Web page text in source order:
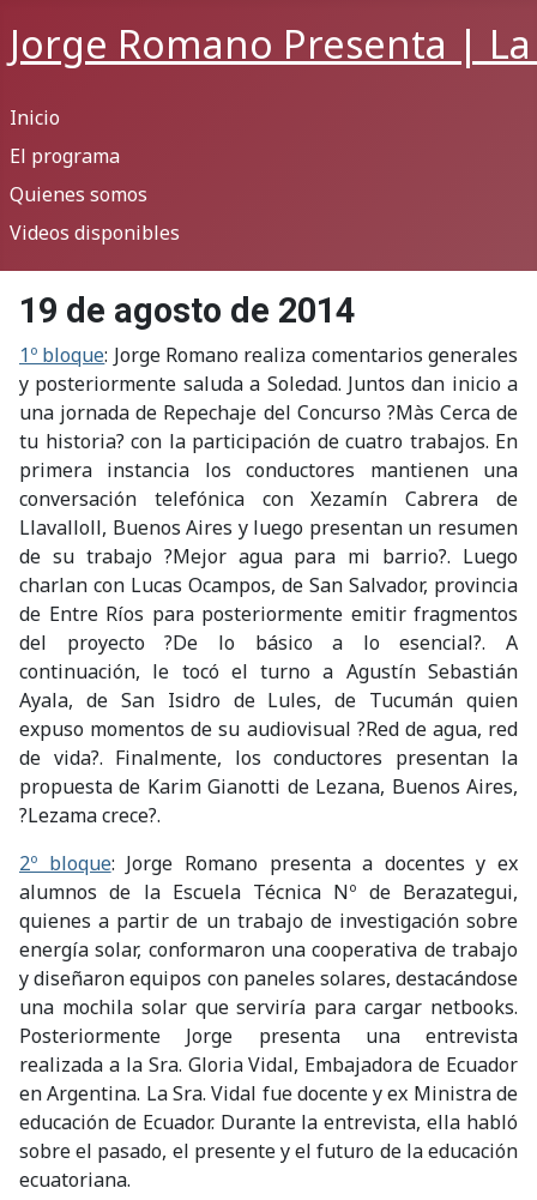
Jorge Romano Presenta |
Inicio
El programa
Quienes somos
Videos disponibles
19 de agosto de 2014
1º bloque: Jorge Romano realiza comentarios generales
y posteriormente saluda a Soledad. Juntos dan inicio a
una jornada de Repechaje del Concurso ?Màs Cerca de
tu historia? con la participación de cuatro trabajos. En
primera instancia los conductores mantienen una
conversación telefónica con Xezamín Cabrera de
Llavalloll, Buenos Aires y luego presentan un resumen
de su trabajo ?Mejor agua para mi barrio?. Luego
charlan con Lucas Ocampos, de San Salvador, provincia
de Entre Ríos para posteriormente emitir fragmentos
del proyecto ?De lo básico a lo esencial?. A
continuación, le tocó el turno a Agustín Sebastián
Ayala, de San Isidro de Lules, de Tucumán quien
expuso momentos de su audiovisual ?Red de agua, red
de vida?. Finalmente, los conductores presentan la
propuesta de Karim Gianotti de Lezana, Buenos Aires,
?Lezama crece?.
2º bloque: Jorge Romano presenta a docentes y ex
alumnos de la Escuela Técnica Nº de Berazategui,
quienes a partir de un trabajo de investigación sobre
energía solar, conformaron una cooperativa de trabajo
y diseñaron equipos con paneles solares, destacándose
una mochila solar que serviría para cargar netbooks.
Posteriormente Jorge presenta una entrevista
realizada a la Sra. Gloria Vidal, Embajadora de Ecuador
en Argentina. La Sra. Vidal fue docente y ex Ministra de
educación de Ecuador. Durante la entrevista, ella habló
sobre el pasado, el presente y el futuro de la educación
ecuatoriana.